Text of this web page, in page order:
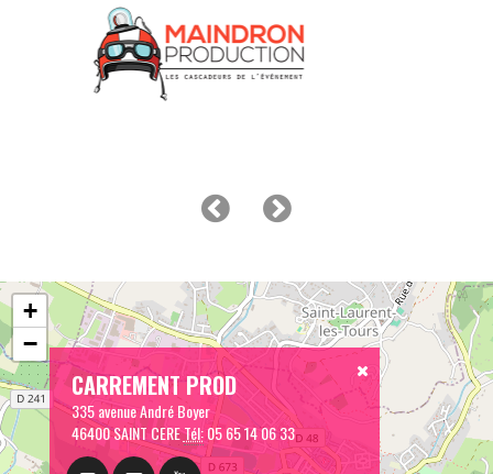
CARREMENT PROD
335 avenue André Boyer
46400 SAINT CERETél:05 65 14 06 33
+
−